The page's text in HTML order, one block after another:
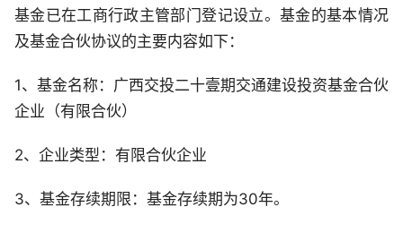
基金已在工商行政主管部门登记设立。基金的基本情况
及基金合伙协议的主要内容如下：
1、基金名称：广西交投二十壹期交通建设投资基金合伙
企业（有限合伙）
2、企业类型：有限合伙企业
3、基金存续期限：基金存续期为30年。